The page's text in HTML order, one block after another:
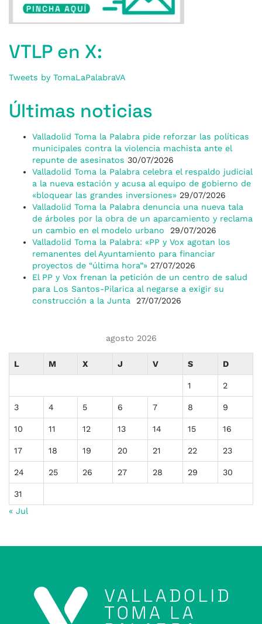
VTLP en X:
Tweets by TomaLaPalabraVA
Últimas noticias
Valladolid Toma la Palabra pide reforzar las políticas
municipales contra la violencia machista ante el
repunte de asesinatos 30/07/2026
Valladolid Toma la Palabra celebra el respaldo judicial
a la nueva estación y acusa al equipo de gobierno de
«bloquear las grandes inversiones» 29/07/2026
Valladolid Toma la Palabra denuncia una nueva tala
de árboles por la obra de un aparcamiento y reclama
un cambio en el modelo urbano
29/07/2026
Valladolid Toma la Palabra: «PP y Vox agotan los
remanentes del Ayuntamiento para financiar
proyectos de “última hora”» 27/07/2026
El PP y Vox frenan la petición de un centro de salud
para Los Santos-Pilarica al negarse a exigir su
construcción a la Junta
27/07/2026
agosto 2026
L M X J V S D
1 2
3 4 5 6 7 8 9
10 11 12 13 14 15 16
17 18 19 20 21 22 23
24 25 26 27 28 29 30
31
« Jul